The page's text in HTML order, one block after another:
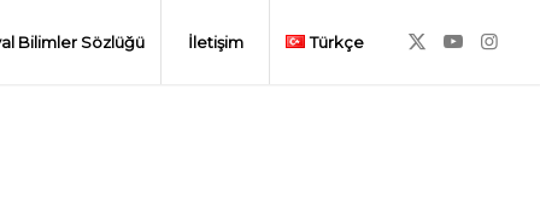
Bilimler Sözlüğü İletişim Türkçe